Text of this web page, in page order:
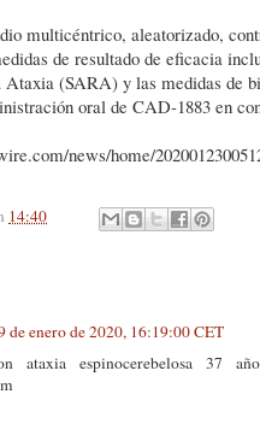
multicéntrico, aleatorizado,
de resultado de eficacia
(SARA) y las medidas de
oral de CAD-1883 en
news/home/
14:40
de enero de 2020, 16:19:00 CET
ataxia espinocerebelosa 37